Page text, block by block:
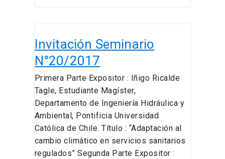
Invitación Seminario
N°20/2017
Primera Parte Expositor : Iñigo Ricalde
Tagle, Estudiante Magíster,
Departamento de Ingeniería Hidráulica y
Ambiental, Pontificia Universidad
Católica de Chile. Título : “Adaptación al
cambio climático en servicios sanitarios
regulados” Segunda Parte Expositor :
Seminario
N°20/2017